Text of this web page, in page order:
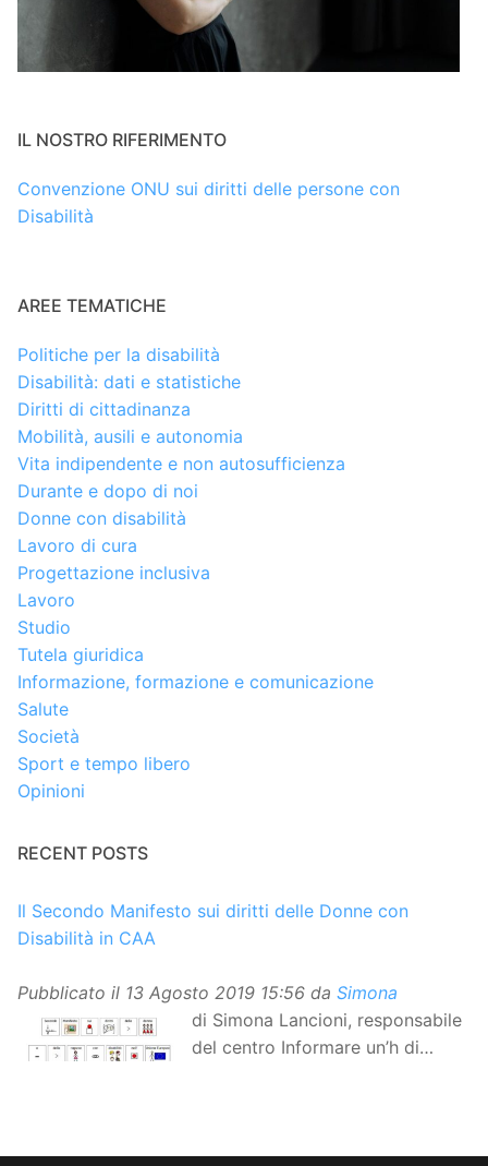
IL NOSTRO RIFERIMENTO
Convenzione ONU sui diritti delle persone con
Disabilità
AREE TEMATICHE
Politiche per la disabilità
Disabilità: dati e statistiche
Diritti di cittadinanza
Mobilità, ausili e autonomia
Vita indipendente e non autosufficienza
Durante e dopo di noi
Donne con disabilità
Lavoro di cura
Progettazione inclusiva
Lavoro
Studio
Tutela giuridica
Informazione, formazione e comunicazione
Salute
Società
Sport e tempo libero
Opinioni
RECENT POSTS
Il Secondo Manifesto sui diritti delle Donne con
Disabilità in CAA
Pubblicato il 13 Agosto 2019 15:56 da Simona
di Simona Lancioni, responsabile
del centro Informare un’h di
aumentativa alternativa (CAA) del “Secondo Manifesto